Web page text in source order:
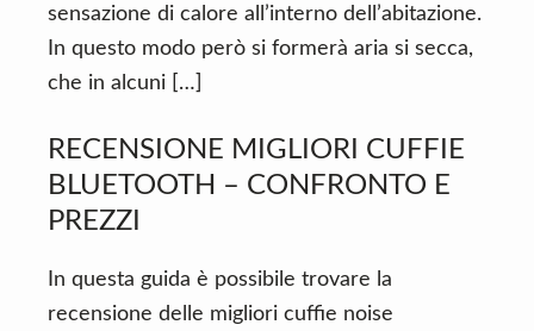
sensazione di calore all’interno dell’abitazione.
In questo modo però si formerà aria si secca,
che in alcuni […]
RECENSIONE MIGLIORI CUFFIE
BLUETOOTH – CONFRONTO E
PREZZI
In questa guida è possibile trovare la
recensione delle migliori cuffie noise